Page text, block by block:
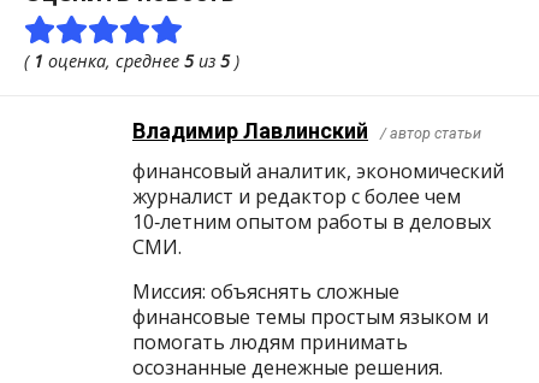
( 1 оценка, среднее 5из 5)
Владимир Лавлинский / автор статьи
финансовый аналитик, экономический
журналист и редактор с более чем
10‑летним опытом работы в деловых
СМИ.
Миссия: объяснять сложные
финансовые темы простым языком и
помогать людям принимать
осознанные денежные решения.